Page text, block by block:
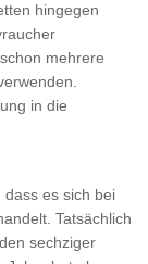
hingegen
mehrere
in die
es sich bei
Tatsächlich
sechziger